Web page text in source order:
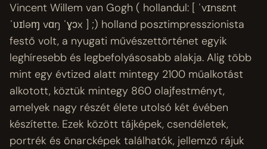
Vincent Willem van Gogh ( hollandul: [ ˈvɪnsɛnt
ˈʋɪləɱ vɑŋ ˈɣɔx ] ;) holland posztimpresszionista
festő volt, a nyugati művészettörténet egyik
leghíresebb és legbefolyásosabb alakja. Alig több
mint egy évtized alatt mintegy 2100 műalkotást
alkotott, köztük mintegy 860 olajfestményt,
amelyek nagy részét élete utolsó két évében
készítette. Ezek között tájképek, csendéletek,
portrék és önarcképek találhatók, jellemző rájuk